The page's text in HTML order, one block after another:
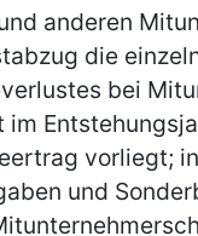
anderen
die
bei
vorliegt;
und